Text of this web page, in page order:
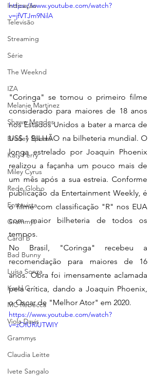
Indicação
Televisão
Streaming
Série
The Weeknd
IZA
Melanie Martinez
Shawn Mendes
Britney Spears
Katy Perry
Miley Cyrus
Rede Globo
Entrevista
Grammys
Cardi B
Bad Bunny
Luísa Sonza
Karol G
MC Rebecca
Viola Davis
Grammys
Claudia Leitte
Ivete Sangalo
https://www.youtube.com/watch?
v=jfVTJm9NilA
"Coringa" se tornou o primeiro filme
considerado para maiores de 18 anos
nos Estados Unidos a bater a marca de
US$ 1 BILHÃO na bilheteria mundial. O
longa estrelado por Joaquin Phoenix
realizou a façanha um pouco mais de
um mês após a sua estreia. Conforme
publicação da Entertainment Weekly, é
o filme com classificação "R" nos EUA
com maior bilheteria de todos os
tempos.
No Brasil, "Coringa" recebeu a
recomendação para maiores de 16
anos. Obra foi imensamente aclamada
pela crítica, dando a Joaquin Phoenix,
o Oscar de "Melhor Ator" em 2020.
https://www.youtube.com/watch?
v=zOfURiUTWIY